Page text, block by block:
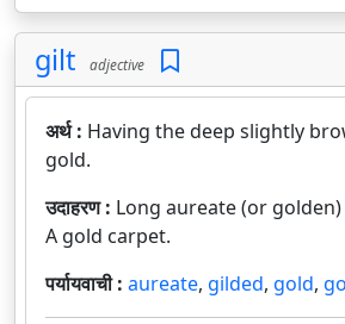
gilt adjective
अर्थ : Having the deep slightly
gold.
उदाहरण : Long aureate (or golden)
A gold carpet.
पर्यायवाची : aureate, gilded, gold,